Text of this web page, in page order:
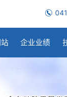
企业业绩